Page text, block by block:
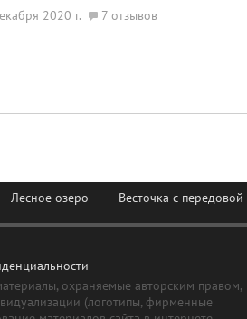
2020 г. 7 отзывов
Лесное озеро Весточка с передовой
охраняемые авторским правом,
(логотипы, фирменные